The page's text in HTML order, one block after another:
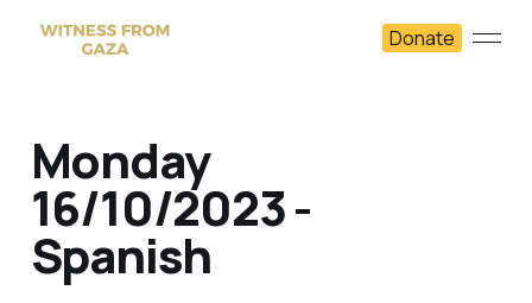
Donate
Monday
16/10/2023 -
Spanish